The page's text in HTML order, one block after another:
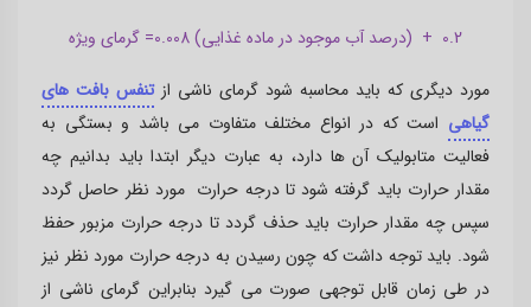
0.2 + (درصد آب موجود در ماده غذایی) 0.008
= گرمای ویژه
مورد دیگری که باید محاسبه شود گرمای ناشی ازتنفس بافت های
گیاهی است که در انواع مختلف متفاوت می باشد و بستگی به
فعالیت متابولیک آن ها دارد، به عبارت دیگر ابتدا باید بدانیم چه
مقدار حرارت باید گرفته شود تا درجه حرارت مورد نظر حاصل گردد
سپس چه مقدار حرارت باید حذف گردد تا درجه حرارت مزبور حفظ
شود. باید توجه داشت که چون رسیدن به درجه حرارت مورد نظر نیز
در طی زمان قابل توجهی صورت می گیرد بنابراین گرمای ناشی از